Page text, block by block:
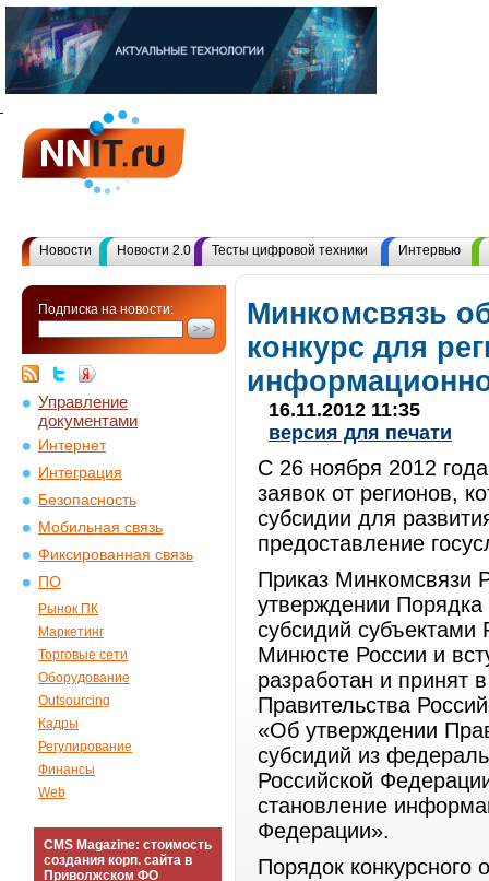
Новости Новости 2.0 Тесты цифровой техники Интервью
Подписка на новости:
Управление
документами
Интернет
Интеграция
Безопасность
Мобильная связь
Фиксированная связь
ПО
Рынок ПК
Маркетинг
Торговые сети
Оборудование
Outsourcing
Кадры
Регулирование
Финансы
Web
CMS Magazine: стоимость
создания корп. сайта в
Приволжском ФО
Минкомсвязь
конкурс для
16.11.2012 11:35
версия для печати
С 26 ноября 2012
заявок от регионов,
субсидии для
предоставление
Приказ Минкомсвязи
утверждении Порядка
субсидий субъектами
Минюсте России и
разработан и принят
Правительства
«Об утверждении
субсидий из
Российской
становление
Федерации».
Порядок конкурсного